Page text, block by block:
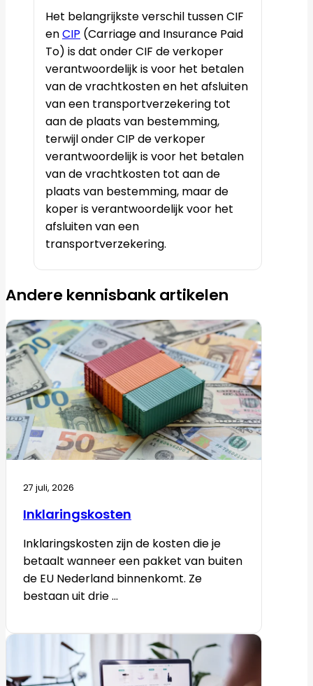
Het belangrijkste verschil tussen CIF
enCIP (Carriage and Insurance Paid
To) is dat onder CIF de verkoper
verantwoordelijk is voor het betalen
van de vrachtkosten en het afsluiten
van een transportverzekering tot
aan de plaats van bestemming,
terwijl onder CIP de verkoper
verantwoordelijk is voor het betalen
van de vrachtkosten tot aan de
plaats van bestemming, maar de
koper is verantwoordelijk voor het
afsluiten van een
transportverzekering.
Andere kennisbank artikelen
27 juli, 2026
Inklaringskosten
Inklaringskosten zijn de kosten die je
betaalt wanneer een pakket van buiten
de EU Nederland binnenkomt. Ze
bestaan uit drie ...